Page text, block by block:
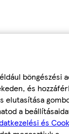
böngészési
és
elutasítása
a
és